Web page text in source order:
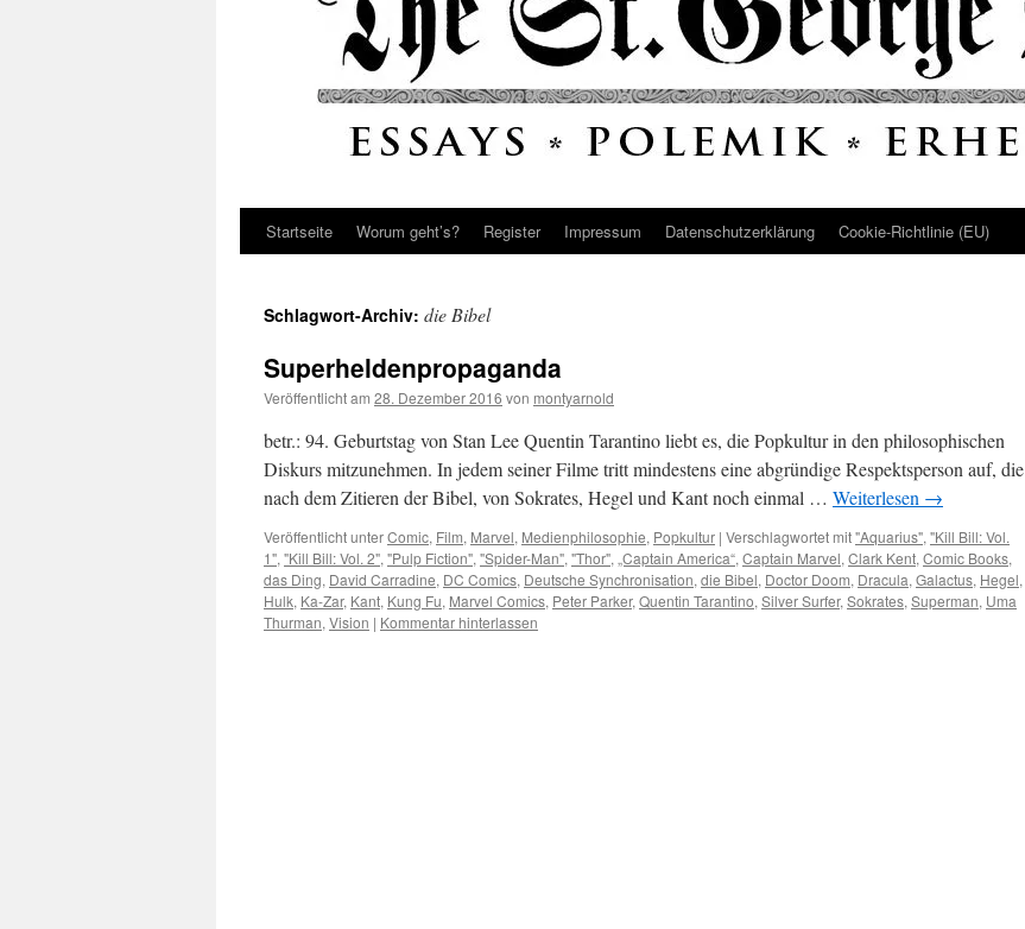
Startseite Worum geht’s? Register Impressum Datenschutz­erklärung Cookie-Richtlinie (EU)
Schlagwort-Archiv: die Bibel
Superheldenpropaganda
Veröffentlicht am 28. Dezember 2016 von montyarnold
betr.: 94. Geburtstag von Stan Lee Quentin Tarantino liebt es, die Popkultur in den philosophischen
Diskurs mitzunehmen. In jedem seiner Filme tritt mindestens eine abgründige Respektsperson auf, die
nach dem Zitieren der Bibel, von Sokrates, Hegel und Kant noch einmal … Weiterlesen →
Veröffentlicht unterComic, Film, Marvel, Medienphilosophie, Popkultur | Verschlagwortet mit"Aquarius", "Kill Bill: Vol.
1", "Kill Bill: Vol. 2", "Pulp Fiction", "Spider-Man", "Thor", „Captain America“, Captain Marvel, Clark Kent, Comic Books,
das Ding, David Carradine, DC Comics, Deutsche Synchronisation, die Bibel, Doctor Doom, Dracula, Galactus, Hegel,
Hulk, Ka-Zar, Kant, Kung Fu, Marvel Comics, Peter Parker, Quentin Tarantino, Silver Surfer, Sokrates, Superman, Uma
Thurman, Vision | Kommentar hinterlassen